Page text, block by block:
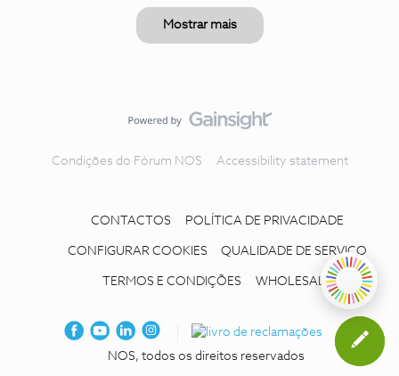
Mostrar mais
Condições do Fórum NOS Accessibility statement
CONTACTOS POLÍTICA DE PRIVACIDADE
CONFIGURAR COOKIES QUALIDADE DE SERVIÇO
TERMOS E CONDIÇÕES WHOLESALE
NOS, todos os direitos reservados